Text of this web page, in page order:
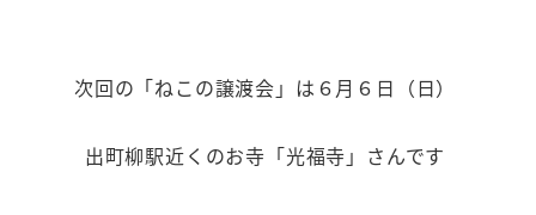
次回の「ねこの譲渡会」は６月６日（日）
出町柳駅近くのお寺「光福寺」さんです